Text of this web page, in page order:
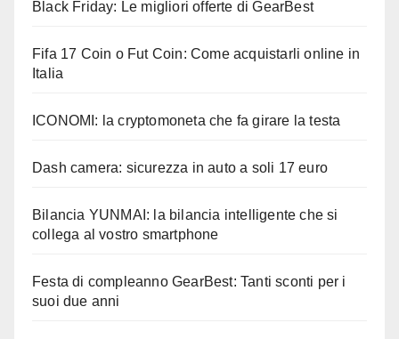
Black Friday: Le migliori offerte di GearBest
Fifa 17 Coin o Fut Coin: Come acquistarli online in
Italia
ICONOMI: la cryptomoneta che fa girare la testa
Dash camera: sicurezza in auto a soli 17 euro
Bilancia YUNMAI: la bilancia intelligente che si
collega al vostro smartphone
Festa di compleanno GearBest: Tanti sconti per i
suoi due anni